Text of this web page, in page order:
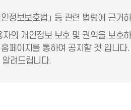
정보보호법」 등 관련 법령에 근
자의 개인정보 보호 및 권익을 보
페이지를 통하여 공지할 것 입니
려드립니다.